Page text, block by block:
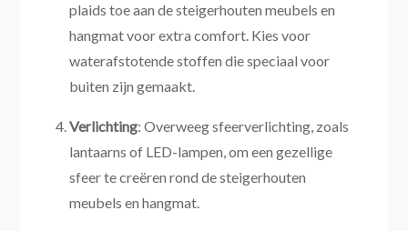
plaids toe aan de steigerhouten meubels en
hangmat voor extra comfort. Kies voor
waterafstotende stoffen die speciaal voor
buiten zijn gemaakt.
Verlichting: Overweeg sfeerverlichting, zoals
lantaarns of LED-lampen, om een gezellige
sfeer te creëren rond de steigerhouten
meubels en hangmat.